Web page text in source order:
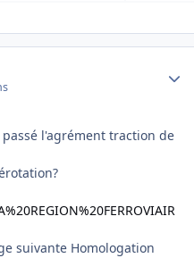
topic overview
l'agrément traction de
suivante Homologation